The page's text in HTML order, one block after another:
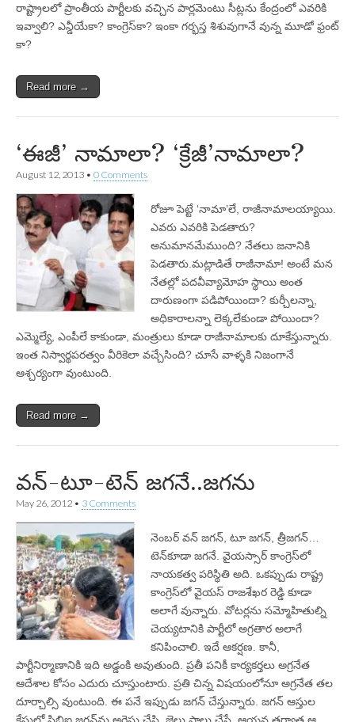
రాష్ట్రాలలో ప్రాంతీయ పార్టీలకు వచ్చిన పార్లమెంటు సీట్లను కేంద్రంలో ఎవరికి
ఇవ్వాలి? ఎన్డీయేకా? కాంగ్రెస్‌కా? ఇంకా గర్భస్త శిశువుగానే వున్న మూడో ఫ్రంట్‌
కా?
Read more →
‘ఈజీ’ నామాలా? ‘క్రేజీ’నామాలా?
August 12, 2013 • 0 Comments
రోజూ పెట్టే ‘నామా’లే, రాజీనామాలయ్యాయి.
ఎవరు ఎవరికి పెడతారు?
అనుమానమేముంది? నేతలు జనానికి
పెడతారు.మట్లాడితే రాజీనామా! అంటే మన
నేతల్లో పదవీవ్యామోహ స్థాయి అంత
దారుణంగా పడిపోయిందా? కుర్చీలన్నా,
అధికారాలన్నా లెక్కలేకుండా పోయిందా?
ఎమ్మెల్యే, ఎంపీలే కాకుండా, మంత్రులు కూడా రాజీనామాలకు దూకేస్తున్నారు.
ఇంత నిస్వార్థపరత్వం వీరికెలా వచ్చేసింది? చూసే వాళ్ళకి నిజంగానే
ఆశ్చర్యంగా వుంటుంది.
Read more →
వన్-టూ-టెన్ జగనే..జగను
May 26, 2012 • 3 Comments
నెంబర్ వన్ జగన్‌, టూ జగన్‌, త్రీజగన్‌…
టెన్‌కూడా జగనే. వైయస్సార్‌ కాంగ్రెస్‌లో
నాయకత్వ పరిస్థితి అది. ఒకప్పుడు రాష్ట్ర
కాంగ్రెస్‌లో వైయస్‌ రాజశేఖర రెడ్డి కూడా
అలాగే వున్నారు. వోటర్లను సమ్మోహితుల్ని
చెయ్యటానికి పార్టీలో అగ్రతార అలాగే
కనిపించాలి. ఇదే ఆకర్షణ. కానీ,
పార్టీనిర్మాణానికి ఇది అడ్డంకి అవుతుంది. ప్రతీ పనికీ కార్యకర్తలు అగ్రనేత
ఆదేశాల కోసం ఎదురు చూస్తుంటారు. ప్రతి చిన్న విషయంలోనూ అగ్రనేత తల
దూర్చాల్సి వుంటుంది. ఈ పనే ఇప్పుడు జగన్‌ చేస్తున్నారు. జగన్‌ ఆస్తుల